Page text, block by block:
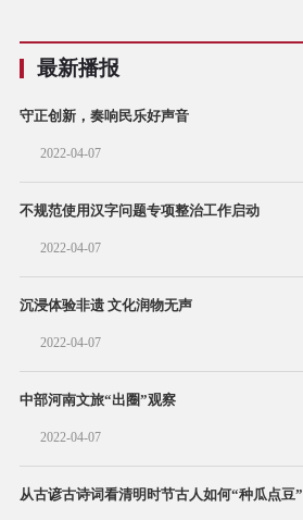
最新播报
守正创新，奏响民乐好声音
2022-04-07
不规范使用汉字问题专项整治工作启动
2022-04-07
沉浸体验非遗 文化润物无声
2022-04-07
中部河南文旅“出圈”观察
2022-04-07
从古谚古诗词看清明时节古人如何“种瓜点豆”